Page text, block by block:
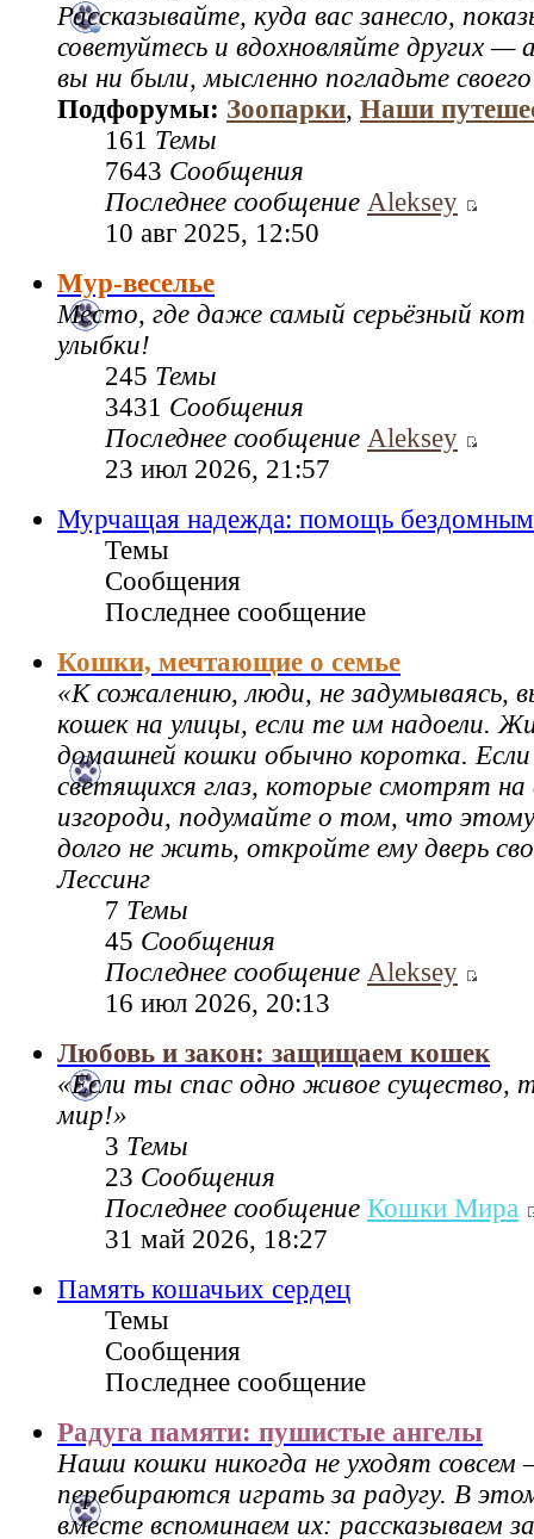
Рассказывайте, куда вас занесло,
советуйтесь и вдохновляйте других —
вы ни были, мысленно погладьте
Подфорумы: Зоопарки, Наши
161 Темы
7643 Сообщения
Последнее сообщение Aleksey
10 авг 2025, 12:50
Мур-веселье
Место, где даже самый серьёзный
улыбки!
245 Темы
3431 Сообщения
Последнее сообщение Aleksey
23 июл 2026, 21:57
Мурчащая надежда: помощь
Темы
Сообщения
Последнее сообщение
Кошки, мечтающие о семье
«К сожалению, люди, не задумываясь,
кошек на улицы, если те им надоели.
домашней кошки обычно коротка.
светящихся глаз, которые смотрят на
изгороди, подумайте о том, что
долго не жить, откройте ему дверь
Лессинг
7 Темы
45 Сообщения
Последнее сообщение Aleksey
16 июл 2026, 20:13
Любовь и закон: защищаем кошек
«Если ты спас одно живое существо,
мир!»
3 Темы
23 Сообщения
Последнее сообщение Кошки Мира
31 май 2026, 18:27
Память кошачьих сердец
Темы
Сообщения
Последнее сообщение
Радуга памяти: пушистые ангелы
Наши кошки никогда не уходят
перебираются играть за радугу. В
вместе вспоминаем их: рассказываем